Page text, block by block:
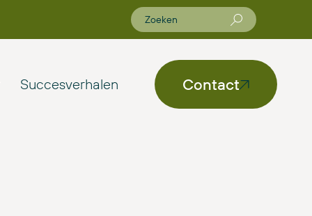
Succesverhalen Contact